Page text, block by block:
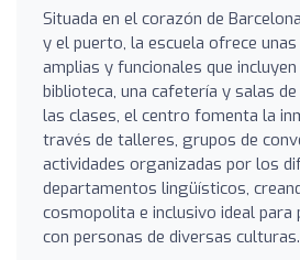
Situada en el corazón de
y el puerto, la escuela ofrece
amplias y funcionales que
biblioteca, una cafetería y salas
las clases, el centro fomenta la
través de talleres, grupos de
actividades organizadas por los
departamentos lingüísticos,
cosmopolita e inclusivo ideal
con personas de diversas culturas.